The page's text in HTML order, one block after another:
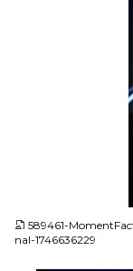
589461-
nal-1746636229